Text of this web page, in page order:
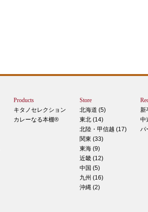
Products
キタノセレクション
カレーなる本棚®
Store
北海道 (5)
東北 (14)
北陸・甲信越 (17)
関東 (33)
東海 (9)
近畿 (12)
中国 (5)
九州 (16)
沖縄 (2)
新
中
パ